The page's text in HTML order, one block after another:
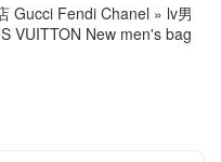
Gucci Fendi Chanel » lv男
VUITTON New men's bag